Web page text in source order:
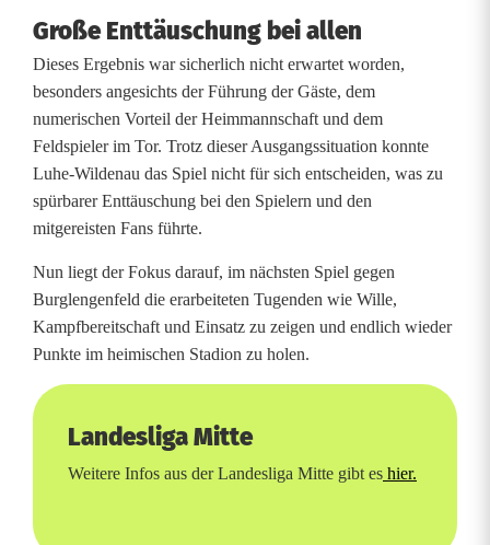
e
r
l
a
g
d
e
S
Große Enttäuschung bei allen
Dieses Ergebnis war sicherlich nicht erwartet worden,
besonders angesichts der Führung der Gäste, dem
numerischen Vorteil der Heimmannschaft und dem
Feldspieler im Tor. Trotz dieser Ausgangssituation konnte
Luhe-Wildenau das Spiel nicht für sich entscheiden, was zu
spürbarer Enttäuschung bei den Spielern und den
mitgereisten Fans führte.
Nun liegt der Fokus darauf, im nächsten Spiel gegen
Burglengenfeld die erarbeiteten Tugenden wie Wille,
Kampfbereitschaft und Einsatz zu zeigen und endlich wieder
Punkte im heimischen Stadion zu holen.
Landesliga Mitte
Weitere Infos aus der Landesliga Mitte gibt es hier.